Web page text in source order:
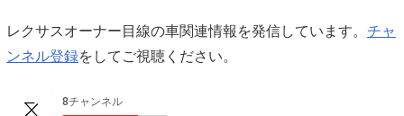
レクサスオーナー目線の車関連情報を発信しています。 チャ
ンネル登録をしてご視聴ください。